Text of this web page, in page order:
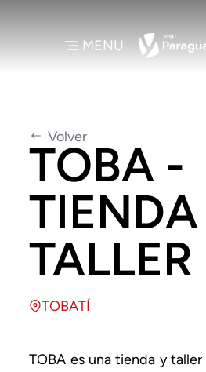
MENU
Volver
TOBA -
TALLER
TOBATÍ
TOBA es una tienda y